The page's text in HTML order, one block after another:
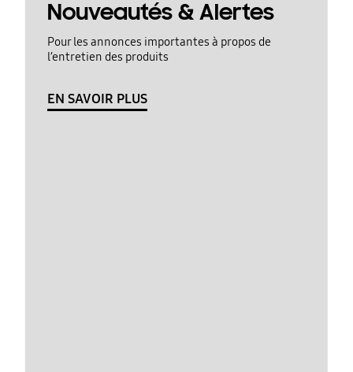
Nouveautés & Alertes
Pour les annonces importantes à propos de
l’entretien des produits
EN SAVOIR PLUS